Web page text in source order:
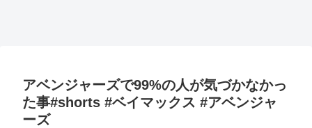
アベンジャーズで99%の人が気づかなかっ
た事#shorts #ベイマックス #アベンジャ
ーズ